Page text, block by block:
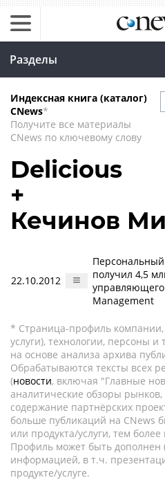
Разделы
Индексная книга (каталог)
CNews*
Получите все материалы
CNews по ключевому слову
Delicious
+
Кечинов
22.10.2012
Персональный
получил 4,5
Management
* Страница-профиль компании,
услуги), технологии, персоны и
на основе анализа архива
Обрабатываются тексты всех
(новости, включая "Главные
аналитические обзоры
содержание партнёрских
больше публикаций на CNews
или продукта/услуги, тем
Профиль может быть дополнен
информацией, в т.ч.
продукте/услуге.